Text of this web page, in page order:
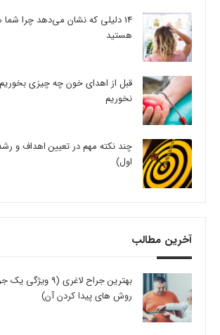
14 دلیلی که نشان می‌دهد چرا
هستید
قبل از اهدای خون چه چیزی
نخوریم
چند نکته مهم در تعیین اهداف
اول)
آخرین مطالب
بهترین جراح لاغری
روش های پیدا کردن آن)